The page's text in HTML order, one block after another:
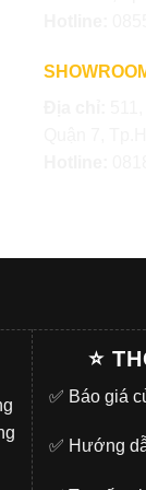
⭐
✅ Báo giá
✅ Hướng